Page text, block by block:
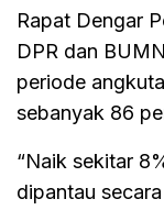
Rapat Dengar
DPR dan
periode
sebanyak 86
“Naik sekitar
dipantau